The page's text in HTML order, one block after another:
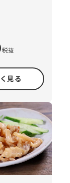
税抜
見る